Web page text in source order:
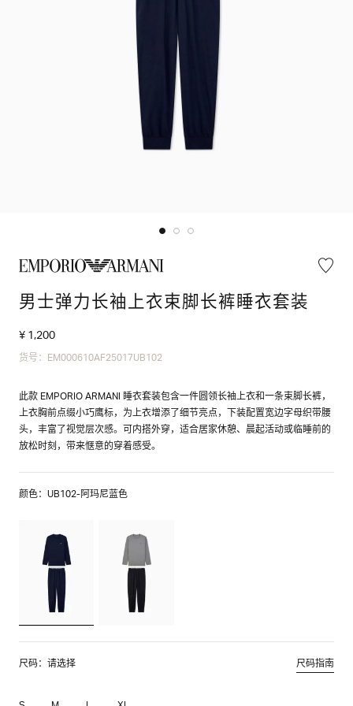
男士弹力长袖上衣束脚长裤睡衣套装
¥ 1,200
货号：EM000610AF25017UB102
此款 EMPORIO ARMANI 睡衣套装包含一件圆领长袖上衣和一条束脚长裤，
上衣胸前点缀小巧鹰标，为上衣增添了细节亮点，下装配置宽边字母织带腰
头，丰富了视觉层次感。可内搭外穿，适合居家休憩、晨起活动或临睡前的
放松时刻，带来惬意的穿着感受。
颜色：UB102-阿玛尼蓝色
尺码：请选择 尺码指南